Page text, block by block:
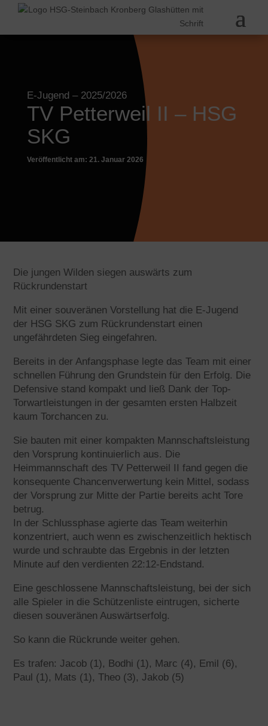
E-Jugend– 2025/2026
TV Petterweil II – HSG
SKG
Veröffentlicht am: 21. Januar 2026
Die jungen Wilden siegen auswärts zum
Rückrundenstart
Mit einer souveränen Vorstellung hat die E-Jugend
der HSG SKG zum Rückrundenstart einen
ungefährdeten Sieg eingefahren.
Bereits in der Anfangsphase legte das Team mit einer
schnellen Führung den Grundstein für den Erfolg. Die
Defensive stand kompakt und ließ Dank der Top-
Torwartleistungen in der gesamten ersten Halbzeit
kaum Torchancen zu.
Sie bauten mit einer kompakten Mannschaftsleistung
den Vorsprung kontinuierlich aus. Die
Heimmannschaft des TV Petterweil II fand gegen die
konsequente Chancenverwertung kein Mittel, sodass
der Vorsprung zur Mitte der Partie bereits acht Tore
betrug.
In der Schlussphase agierte das Team weiterhin
konzentriert, auch wenn es zwischenzeitlich hektisch
wurde und schraubte das Ergebnis in der letzten
Minute auf den verdienten 22:12-Endstand.
Eine geschlossene Mannschaftsleistung, bei der sich
alle Spieler in die Schützenliste eintrugen, sicherte
diesen souveränen Auswärtserfolg.
So kann die Rückrunde weiter gehen.
Es trafen: Jacob (1), Bodhi (1), Marc (4), Emil (6),
Paul (1), Mats (1), Theo (3), Jakob (5)